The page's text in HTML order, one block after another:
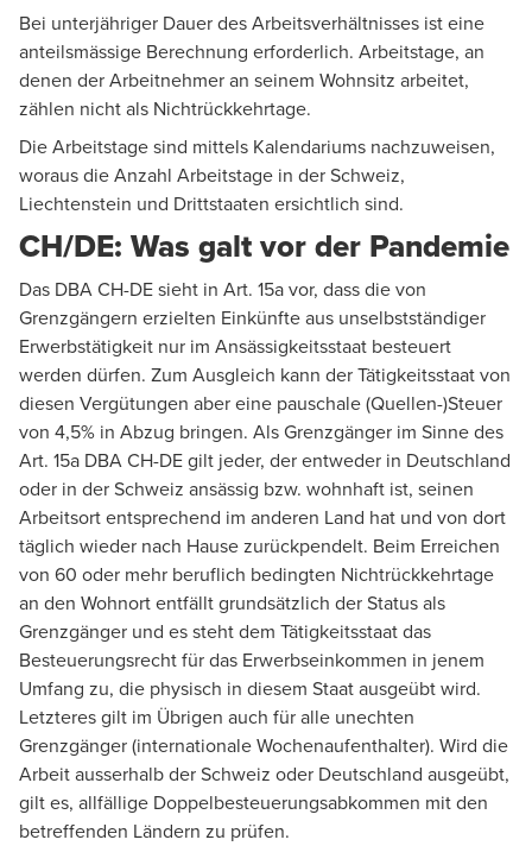
Bei unterjähriger Dauer des Arbeitsverhältnisses ist eine
anteilsmässige Berechnung erforderlich. Arbeitstage, an
denen der Arbeitnehmer an seinem Wohnsitz arbeitet,
zählen nicht als Nichtrückkehrtage.
Die Arbeitstage sind mittels Kalendariums nachzuweisen,
woraus die Anzahl Arbeitstage in der Schweiz,
Liechtenstein und Drittstaaten ersichtlich sind.
CH/DE: Was galt vor der Pandemie
Das DBA CH-DE sieht in Art. 15a vor, dass die von
Grenzgängern erzielten Einkünfte aus unselbstständiger
Erwerbstätigkeit nur im Ansässigkeitsstaat besteuert
werden dürfen. Zum Ausgleich kann der Tätigkeitsstaat von
diesen Vergütungen aber eine pauschale (Quellen-)Steuer
von 4,5% in Abzug bringen. Als Grenzgänger im Sinne des
Art. 15a DBA CH-DE gilt jeder, der entweder in Deutschland
oder in der Schweiz ansässig bzw. wohnhaft ist, seinen
Arbeitsort entsprechend im anderen Land hat und von dort
täglich wieder nach Hause zurückpendelt. Beim Erreichen
von 60 oder mehr beruflich bedingten Nichtrückkehrtage
an den Wohnort entfällt grundsätzlich der Status als
Grenzgänger und es steht dem Tätigkeitsstaat das
Besteuerungsrecht für das Erwerbseinkommen in jenem
Umfang zu, die physisch in diesem Staat ausgeübt wird.
Letzteres gilt im Übrigen auch für alle unechten
Grenzgänger (internationale Wochenaufenthalter). Wird die
Arbeit ausserhalb der Schweiz oder Deutschland ausgeübt,
gilt es, allfällige Doppelbesteuerungsabkommen mit den
betreffenden Ländern zu prüfen.